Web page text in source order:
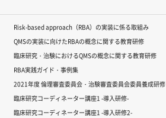
Risk-based approach（RBA）の実装に係る取組み
QMSの実装に向けたRBAの概念に関する教育研修
臨床研究・治験におけるQMSの概念に関する教育研修
RBA実践ガイド・事例集
2021年度 倫理審査委員会・治験審査委員会委員養成研修
臨床研究コーディネーター講座1 -導入研修-
臨床研究コーディネーター講座1 -導入研修2-